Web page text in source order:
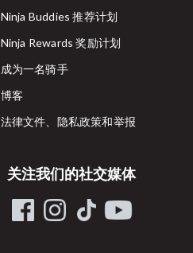
Ninja Buddies 推荐计划
Ninja Rewards 奖励计划
成为一名骑手
博客
法律文件、隐私政策和举报
关注我们的社交媒体